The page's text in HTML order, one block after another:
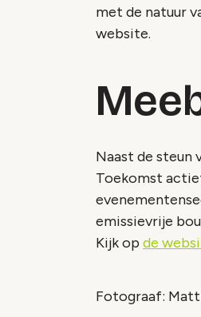
met de natuur
website.
Naast de steun
Toekomst
emissievrije
Kijk op de
Fotograaf: